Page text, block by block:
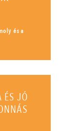
és a
ÉS JÓ